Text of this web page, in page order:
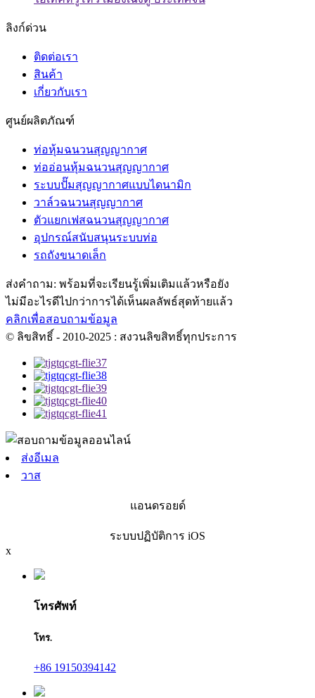
ลิงก์ด่วน
ติดต่อเรา
สินค้า
เกี่ยวกับเรา
ศูนย์ผลิตภัณฑ์
ท่อหุ้มฉนวนสุญญากาศ
ท่ออ่อนหุ้มฉนวนสุญญากาศ
ระบบปั๊มสุญญากาศแบบไดนามิก
วาล์วฉนวนสุญญากาศ
ตัวแยกเฟสฉนวนสุญญากาศ
อุปกรณ์สนับสนุนระบบท่อ
รถถังขนาดเล็ก
ส่งคำถาม: พร้อมที่จะเรียนรู้เพิ่มเติมแล้วหรือยัง
ไม่มีอะไรดีไปกว่าการได้เห็นผลลัพธ์สุดท้ายแล้ว
คลิกเพื่อสอบถามข้อมูล
© ลิขสิทธิ์ - 2010-2025 : สงวนลิขสิทธิ์ทุกประการ
ส่งอีเมล
วาส
แอนดรอยด์
ระบบปฏิบัติการ iOS
x
โทรศัพท์
โทร.
+86 19150394142